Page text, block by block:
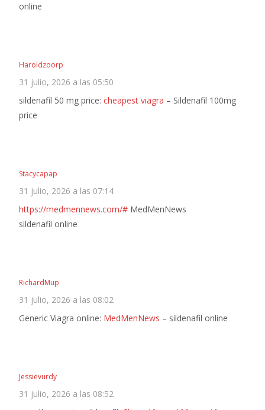
online
Haroldzoorp
31 julio, 2026 a las 05:50
sildenafil 50 mg price: cheapest viagra – Sildenafil 100mg
price
Stacycapap
31 julio, 2026 a las 07:14
https://medmennews.com/# MedMenNews
sildenafil online
RichardMup
31 julio, 2026 a las 08:02
Generic Viagra online: MedMenNews – sildenafil online
Jessievurdy
31 julio, 2026 a las 08:52